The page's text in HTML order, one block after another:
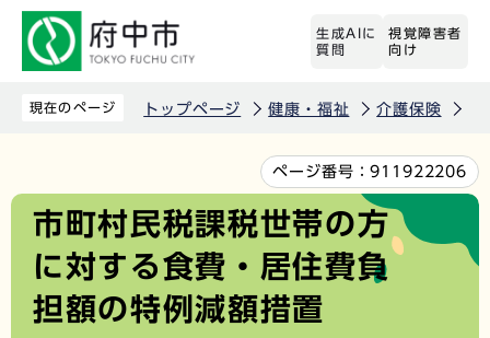
先
生成AIに
質問
視覚障害者
向け
現在のページ トップページ 健康・福祉 介護保険
文
ページ番号：911922206
市町村民税課税世帯の方
に対する食費・居住費負
担額の特例減額措置